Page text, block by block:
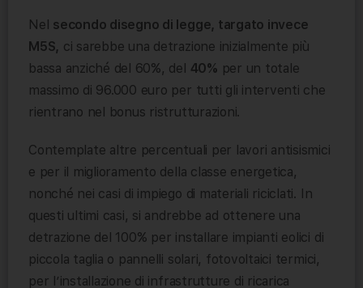
Nel secondo disegno di legge, targato invece
M5S, ci sarebbe una detrazione inizialmente più
bassa anziché del 60%, del 40% per un totale
massimo di 96.000 euro per tutti gli interventi che
rientrano nel bonus ristrutturazioni.
Contemplate altre percentuali per lavori antisismici
e per il miglioramento della classe energetica,
nonché nei casi di impiego di materiali riciclati. In
questi ultimi casi, si andrebbe ad ottenere una
detrazione del 100% per installare impianti eolici di
piccola taglia o pannelli solari, fotovoltaici termici,
per l’installazione di infrastrutture di ricarica